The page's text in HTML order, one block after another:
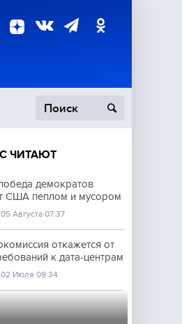
ЧИТАЮТ
демократов
США пеплом и мусором
05 Августа 07:37
откажется от
к дата-центрам
02 Июля 09:34